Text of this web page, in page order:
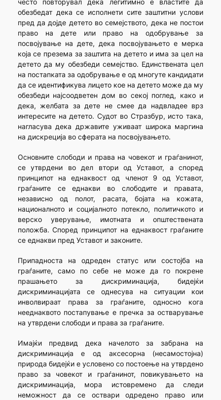
често повторувал дека легитимно е властите да
обезбедат дека се исполнети сите заштитни услови
пред да дојде детето во семејството, дека не постои
право на дете или право на одобрување за
посвојување на дете, дека посвојувањето е мерка
која се презема за заштита на детето и има за цел на
детето да му обезбеди семејство. Единствената цел
на постапката за одобрување е од многуте кандидати
да се идентификува лицето кое на детето може да му
обезбеди најсоодветен дом во секој поглед, како и
дека, желбата за дете не смее да надвладее врз
интересите на детето. Судот во Стразбур, исто така,
нагласува дека државите уживаат широка маргина
на дискреција во сферата на посвојувањето.
Основните слободи и права на човекот и граѓанинот,
се утврдени во дел втори од Уставот, а според
принципот на еднаквост од членот 9 од Уставот,
граѓаните се еднакви во слободите и правата,
независно од полот, расата, бојата на кожата,
националното и социјалното потекло, политичкото и
верско уверување, имотната и општествената
положба. Според принципот на еднаквост граѓаните
се еднакви пред Уставот и законите.
Припадноста на одреден статус или состојба на
граѓаните, само по себе не може да го покрене
прашањето за дискриминација, бидејќи
дискриминацијата се однесува на ситуации кои
инволвираат права за граѓаните, односно кога
нееднаквото постапување е пречка за остварување
на утврдени слободи и права за граѓаните.
Имајќи предвид дека начелото за забрана на
дискриминација е од аксесорна (несамостојна)
природа бидејќи е условено со постоење на утврдено
право за човекот и граѓанинот, повикувањето на
дискриминација, мора истовремено да следи
неможност да се оствари одредено право или